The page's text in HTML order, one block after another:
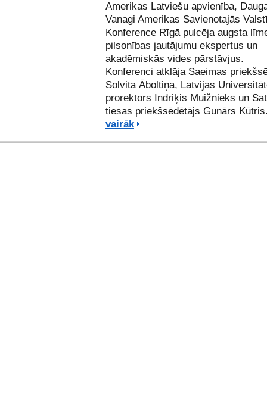
Amerikas Latviešu apvienība,
Vanagi Amerikas Savienotajās
Konference Rīgā pulcēja augsta
pilsonības jautājumu ekspertus un
akadēmiskās vides pārstāvjus.
Konferenci atklāja Saeimas
Solvita Āboltiņa, Latvijas
prorektors Indriķis Muižnieks un
tiesas priekšsēdētājs Gunārs
vairāk